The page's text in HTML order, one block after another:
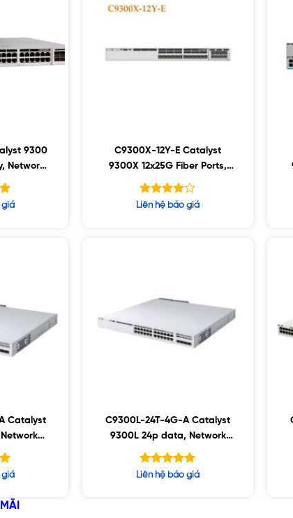
9300
Network
giá
C9300X-12Y-E Catalyst
9300X 12x25G Fiber Ports,
modular uplink Switch
Được
Liên hệ báo giá
Catalyst
Uplink
giá
C9300L-24T-4G-A Catalyst
9300L 24p data, Network
Advantage ,4x1G Uplink
Được xếp
Liên hệ báo giá